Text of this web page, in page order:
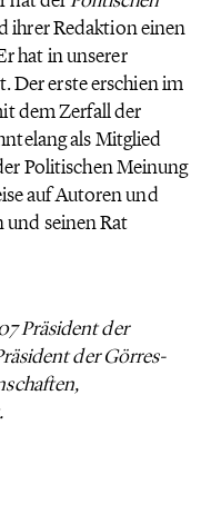
ihrer Redaktion einen
hat in unserer
Der erste erschien im
dem Zerfall der
als Mitglied
Politischen Meinung
auf Autoren und
und seinen Rat
Präsident der
der Görres-